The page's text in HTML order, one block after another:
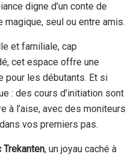
digne d’un conte de
seul ou entre amis.
et familiale, cap
cet espace offre une
pour les débutants. Et si
: des cours d’initiation sont
à l’aise, avec des moniteurs
vos premiers pas.
Trekanten, un joyau caché à